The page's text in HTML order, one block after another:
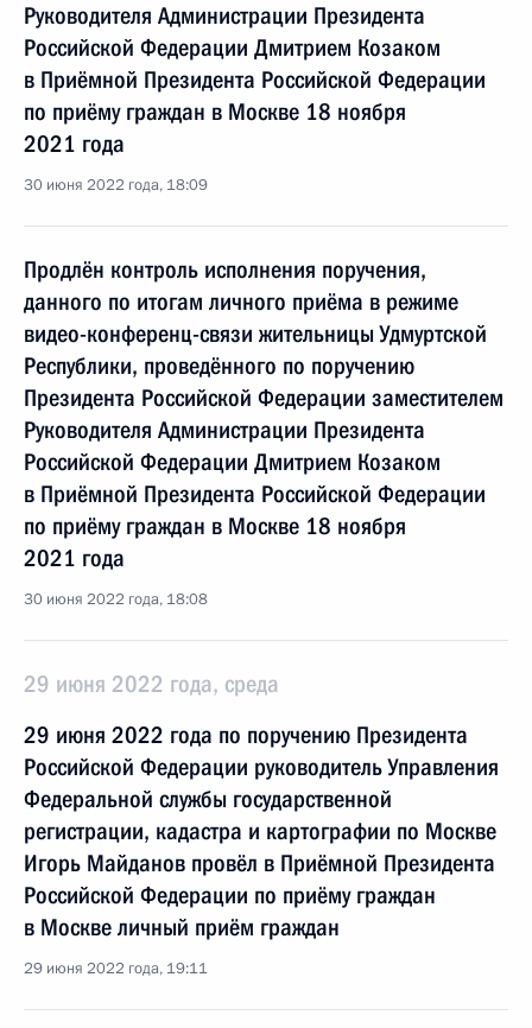
Руководителя Администрации Президента
Российской Федерации Дмитрием Козаком
в Приёмной Президента Российской Федерации
по приёму граждан в Москве 18 ноября
2021 года
30 июня 2022 года, 18:09
Продлён контроль исполнения поручения,
данного по итогам личного приёма в режиме
видео-конференц-связи жительницы Удмуртской
Республики, проведённого по поручению
Президента Российской Федерации заместителем
Руководителя Администрации Президента
Российской Федерации Дмитрием Козаком
в Приёмной Президента Российской Федерации
по приёму граждан в Москве 18 ноября
2021 года
30 июня 2022 года, 18:08
29 июня 2022 года, среда
29 июня 2022 года по поручению Президента
Российской Федерации руководитель Управления
Федеральной службы государственной
регистрации, кадастра и картографии по Москве
Игорь Майданов провёл в Приёмной Президента
Российской Федерации по приёму граждан
в Москве личный приём граждан
29 июня 2022 года, 19:11